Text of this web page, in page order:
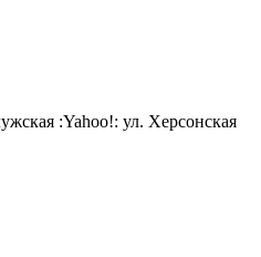
:Yahoo!: ул. Херсонская